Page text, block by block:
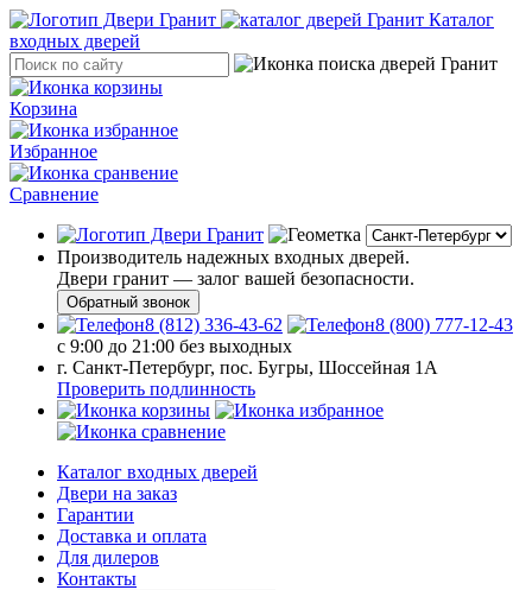
Каталог
входных дверей
Корзина
Избранное
Сравнение
Производитель надежных входных дверей.
Двери гранит — залог вашей безопасности.
Обратный звонок
8 (812) 336-43-62
8 (800) 777-12-43
с 9:00 до 21:00 без выходных
г. Санкт-Петербург, пос. Бугры, Шоссейная 1А
Проверить подлинность
Каталог входных дверей
Двери на заказ
Гарантии
Доставка и оплата
Для дилеров
Контакты